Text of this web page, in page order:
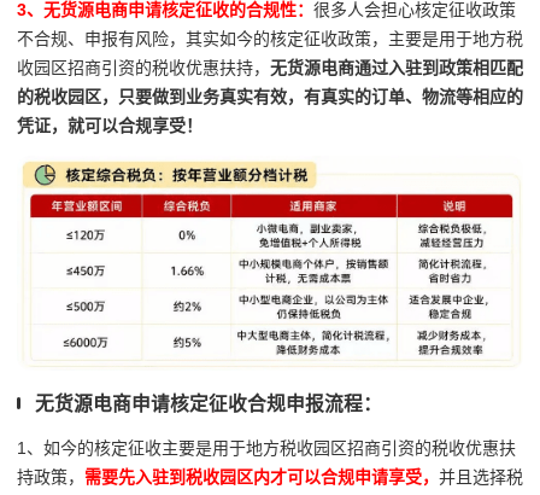
3、无货源电商申请核定征收的合规性： 很多人会担心核定征收政策
不合规、申报有风险，其实如今的核定征收政策，主要是用于地方税
收园区招商引资的税收优惠扶持， 无货源电商通过入驻到政策相匹配
的税收园区，只要做到业务真实有效，有真实的订单、物流等相应的
凭证，就可以合规享受！
无货源电商申请核定征收合规申报流程：
1、如今的核定征收主要是用于地方税收园区招商引资的税收优惠扶
持政策， 需要先入驻到税收园区内才可以合规申请享受， 并且选择税